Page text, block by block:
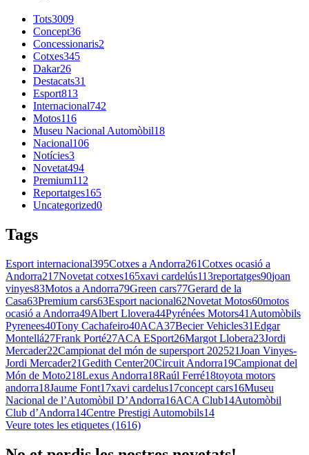
Tots3009
Concept36
Concessionaris2
Cotxes345
Dakar26
Destacats31
Esport813
Internacional742
Motos116
Museu Nacional Automòbil18
Nacional106
Notícies3
Novetat494
Premium112
Reportatges165
Uncategorized0
Tags
Esport internacional395Cotxes a Andorra261Cotxes ocasió a
Andorra217Novetat cotxes165xavi cardelús113reportatges90joan
vinyes83Motos a Andorra79Green cars77Gerard de la
Casa63Premium cars63Esport nacional62Novetat Motos60motos
ocasió a Andorra49Albert Llovera44Pyrénées Motors41 Automòbils
Pyrenees40Tony Cachafeiro40ACA37Becier Vehicles31Edgar
Montellá27Frank Porté27ACA ESport26Margot Llobera23Jordi
Mercader22Campionat del món de supersport 202521Joan Vinyes-
Jordi Mercader21Gedith Center20Circuit Andorra19Campionat del
Món de Moto218Lexus Andorra18Raúl Ferré18toyota motors
andorra18Jaume Font17xavi cardelus17concept cars16Museu
Nacional de l’Automòbil D’Andorra16ACA Club14Automòbil
Club d’Andorra14Centre Prestigi Automobils14
Veure totes les etiquetes (1616)